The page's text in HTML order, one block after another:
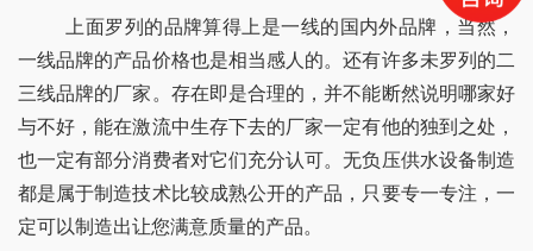
	上面罗列的品牌算得上是一线的国内外品牌，当然，
一线品牌的产品价格也是相当感人的。还有许多未罗列的二
三线品牌的厂家。存在即是合理的，并不能断然说明哪家好
与不好，能在激流中生存下去的厂家一定有他的独到之处，
也一定有部分消费者对它们充分认可。无负压供水设备制造
都是属于制造技术比较成熟公开的产品，只要专一专注，一
定可以制造出让您满意质量的产品。